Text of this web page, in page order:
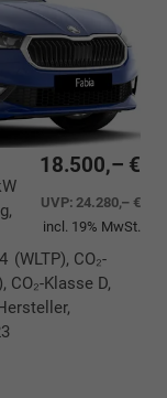
18.500,– €
UVP:24.280,– €
incl. 19% MwSt.
CO₂-
Klasse D,